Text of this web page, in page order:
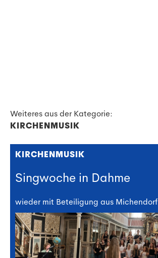
Weiteres aus der Kategorie:
KIRCHENMUSIK
KIRCHENMUSIK
Singwoche in Dahme
wieder mit Beteiligung aus Michendorf